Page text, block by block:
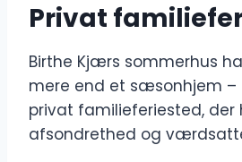
Privat
Birthe Kjærs sommerhus
mere end et sæsonhjem
privat familieferiested, der
afsondrethed og